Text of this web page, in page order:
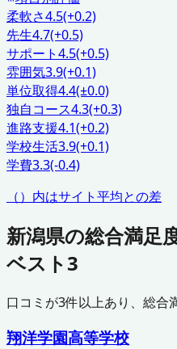
柔軟さ4.5(+0.2)
先生4.7(+0.5)
サポート4.5(+0.5)
雰囲気3.9(+0.1)
単位取得4.4(±0.0)
独自コース4.3(+0.3)
進路支援4.1(+0.2)
学校生活3.9(+0.1)
学費3.3(-0.4)
（）内はサイト平均との差
新潟県の総合満足
ベスト3
口コミが3件以上あり、総合
翔洋学園高等学校